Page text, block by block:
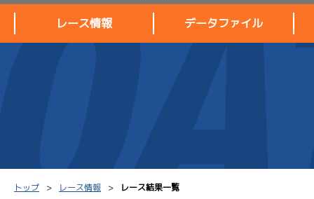
レース情報 データファイル
トップ レース情報 レース結果一覧